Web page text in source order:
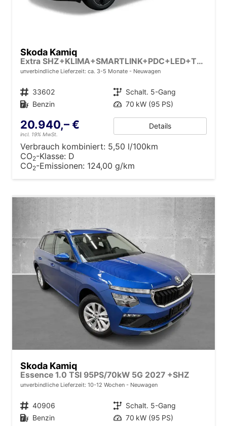
Skoda Kamiq
Extra SHZ+KLIMA+SMARTLINK+PDC+LED+TEMPOMAT
unverbindliche Lieferzeit: ca. 3-5 Monate Neuwagen
Fahrzeugnr. 33602 Getriebe Schalt. 5-Gang
Kraftstoff Benzin Leistung 70 kW (95 PS)
20.940,– €
incl. 19% MwSt.
Details
Verbrauch kombiniert: 5,50 l/100km
CO2-Klasse: D
CO2-Emissionen: 124,00 g/km
Skoda Kamiq
Essence 1.0 TSI 95PS/70kW 5G 2027 +SHZ
unverbindliche Lieferzeit: 10-12 Wochen Neuwagen
Fahrzeugnr. 40906 Getriebe Schalt. 5-Gang
Kraftstoff Benzin Leistung 70 kW (95 PS)